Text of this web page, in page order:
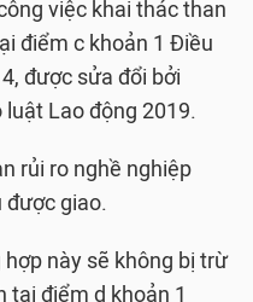
việc khai thác than
điểm c khoản 1 Điều
được sửa đổi bởi
Lao động 2019.
rủi ro nghề nghiệp
được giao.
này sẽ không bị trừ
tại điểm d khoản 1